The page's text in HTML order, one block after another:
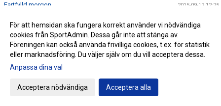
Fartfylld morgon 2015-09-12 12:25
Insamling av kläder lördag
Jämnt i Dalby 2015-09-10 20:38
Händelserik premiärkväll
ZumbaMarathon på Fågelskolans matsal - lördag
Parkouranmälan Öppen igen!
För att hemsidan ska fungera korrekt använder vi nödvändiga
cookies från SportAdmin. Dessa går inte att stänga av.
Föreningen kan också använda frivilliga cookies, t.ex. för statistik
eller marknadsföring. Du väljer själv om du vill acceptera dessa.
Anpassa dina val
Acceptera nödvändiga Acceptera alla